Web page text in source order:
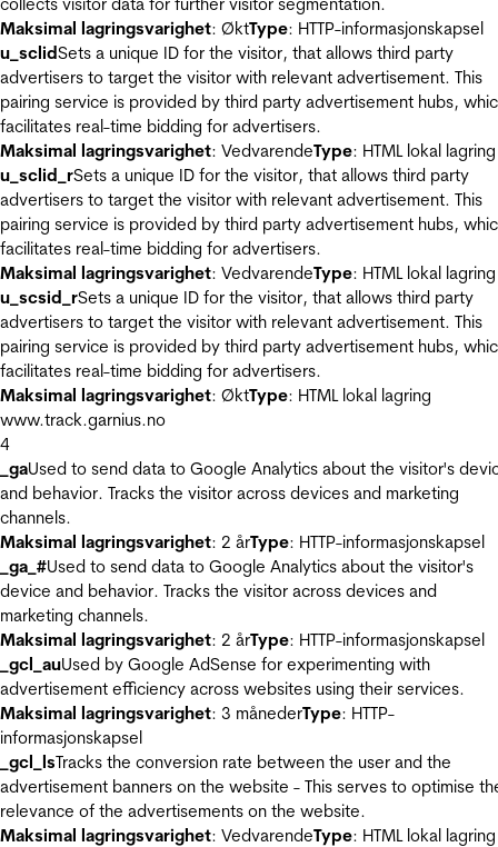
Maksimal lagringsvarighet: ØktType: HTTP-informasjonskapsel
u_sclidSets a unique ID for the visitor, that allows third party
advertisers to target the visitor with relevant advertisement. This
pairing service is provided by third party advertisement hubs,
facilitates real-time bidding for advertisers.
Maksimal lagringsvarighet: VedvarendeType: HTML lokal lagring
u_sclid_rSets a unique ID for the visitor, that allows third party
advertisers to target the visitor with relevant advertisement. This
pairing service is provided by third party advertisement hubs,
facilitates real-time bidding for advertisers.
Maksimal lagringsvarighet: VedvarendeType: HTML lokal lagring
u_scsid_rSets a unique ID for the visitor, that allows third party
advertisers to target the visitor with relevant advertisement. This
pairing service is provided by third party advertisement hubs,
facilitates real-time bidding for advertisers.
Maksimal lagringsvarighet: ØktType: HTML lokal lagring
www.track.garnius.no
4
_gaUsed to send data to Google Analytics about the visitor's
and behavior. Tracks the visitor across devices and marketing
channels.
Maksimal lagringsvarighet: 2 årType: HTTP-informasjonskapsel
_ga_#Used to send data to Google Analytics about the visitor's
device and behavior. Tracks the visitor across devices and
marketing channels.
Maksimal lagringsvarighet: 2 årType: HTTP-informasjonskapsel
_gcl_auUsed by Google AdSense for experimenting with
advertisement efficiency across websites using their services.
Maksimal lagringsvarighet: 3 månederType: HTTP-
informasjonskapsel
_gcl_lsTracks the conversion rate between the user and the
advertisement banners on the website - This serves to optimise
relevance of the advertisements on the website.
Maksimal lagringsvarighet: VedvarendeType: HTML lokal lagring